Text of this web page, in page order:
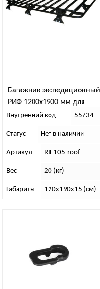
Багажник экспедиционный
РИФ 1200х1900 мм для
Toyota Land Cruiser 100/105
Внутренний код 55734
Статус Нет в наличии
Артикул RIF105-roof
Вес 20 (кг)
Габариты 120х190х15 (см)